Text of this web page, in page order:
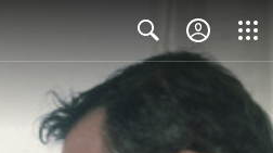
Search Close